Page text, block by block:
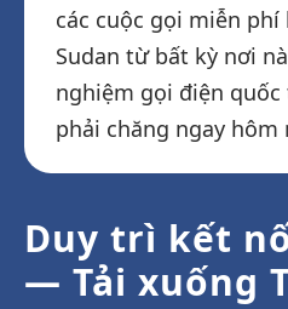
các cuộc gọi miễn
Sudan từ bất kỳ nơi
nghiệm gọi điện
phải chăng ngay hôm
Duy trì kết
— Tải xuống